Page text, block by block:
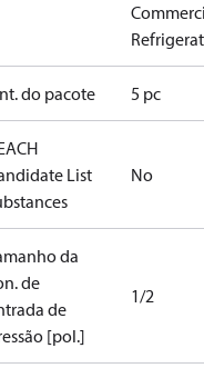
do pacote 5 pc
List
No
da
de
de
[pol.]
1/2